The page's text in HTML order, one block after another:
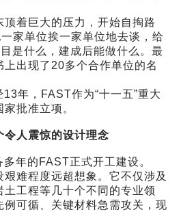
着巨大的压力，开始自掏路
家单位挨一家单位地去谈，给
是什么，建成后能做什么。最
出现了20多个合作单位的名
，FAST作为“十一五”重大
批准立项。
人震惊的设计理念
的FAST正式开工建设。
难程度远超想象。它不仅涉及
土工程等几十个不同的专业领
可循、关键材料急需攻关，现